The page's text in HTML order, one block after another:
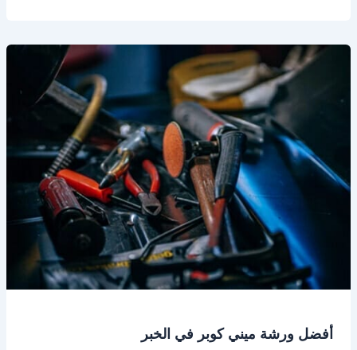
أفضل ورشة ميني كوبر في الخبر
أفضل
الخبر